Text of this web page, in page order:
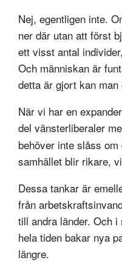
Nej, egentligen inte.
ner där utan att först
ett visst antal
Och människan är
detta är gjort kan
När vi har en
del vänsterliberaler
behöver inte slåss
samhället blir rikare,
Dessa tankar är
från
till andra länder. Och
hela tiden bakar nya
längre.